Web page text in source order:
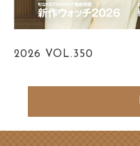
2026 VOL.350